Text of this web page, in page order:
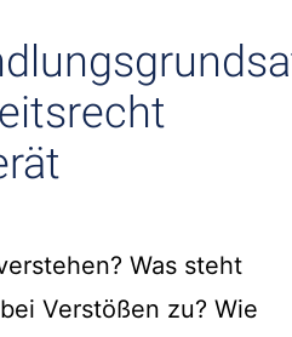
Was steht
Verstößen zu? Wie